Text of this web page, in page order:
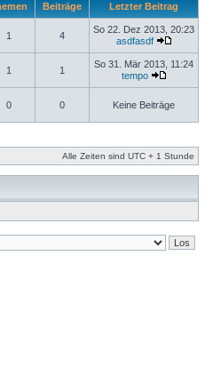
Beiträge Letzter Beitrag
1 4
So 22. Dez 2013, 20:23
asdfasdf
1 1
So 31. Mär 2013, 11:24
tempo
0 0 Keine Beiträge
Alle Zeiten sind UTC + 1 Stunde